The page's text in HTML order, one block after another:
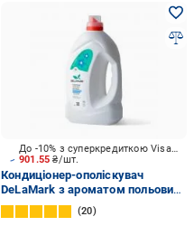
901.55₴/шт.
До -10% з суперкредиткою Visa Вигода
Кондиціонер-ополіскувач
DeLaMark з ароматом польових
квітів 4 л
20